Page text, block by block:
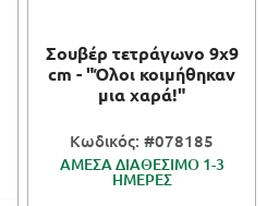
Σουβέρ τετράγωνο 9x9
cm - "Όλοι κοιμήθηκαν
μια χαρά!"
Κωδικός: #078185
ΑΜΕΣΑ ΔΙΑΘΕΣΙΜΟ 1-3
ΗΜΕΡΕΣ